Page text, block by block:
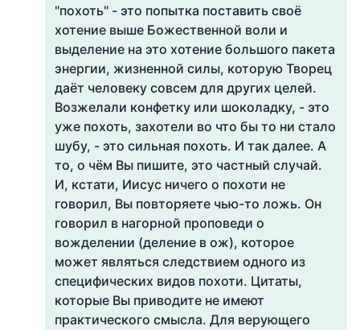
"похоть" - это попытка поставить своё
хотение выше Божественной воли и
выделение на это хотение большого пакета
энергии, жизненной силы, которую Творец
даёт человеку совсем для других целей.
Возжелали конфетку или шоколадку, - это
уже похоть, захотели во что бы то ни стало
шубу, - это сильная похоть. И так далее. А
то, о чём Вы пишите, это частный случай.
И, кстати, Иисус ничего о похоти не
говорил, Вы повторяете чью-то ложь. Он
говорил в нагорной проповеди о
вожделении (деление в ож), которое
может являться следствием одного из
специфических видов похоти. Цитаты,
которые Вы приводите не имеют
практического смысла. Для верующего